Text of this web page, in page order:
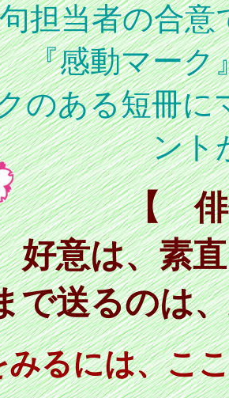
担当者の合意
『感動マーク
のある短冊に
ント
【
好意は、素
で送るのは
みるには、こ